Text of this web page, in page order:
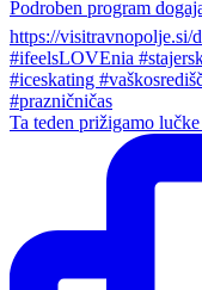
Ta teden prižigamo